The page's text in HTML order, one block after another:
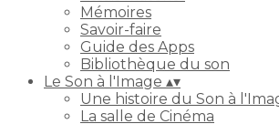
Mémoires
Savoir-faire
Guide des Apps
Bibliothèque du son
Le Son à l'Image ▴▾
Une histoire du Son à
La salle de Cinéma